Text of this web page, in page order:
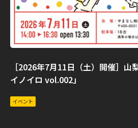
［2026年7月11日（土）開催］山
イノイロ vol.002」
イベント